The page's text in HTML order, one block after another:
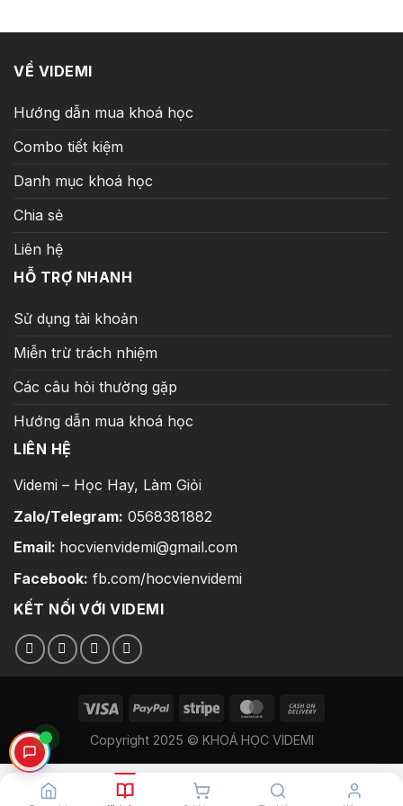
VỀ VIDEMI
Hướng dẫn mua khoá học
Combo tiết kiệm
Danh mục khoá học
Chia sẻ
Liên hệ
HỖ TRỢ NHANH
Sử dụng tài khoản
Miễn trừ trách nhiệm
Các câu hỏi thường gặp
Hướng dẫn mua khoá học
LIÊN HỆ
Videmi – Học Hay, Làm Giỏi
Zalo/Telegram: 0568381882
Email: hocvienvidemi@gmail.com
Facebook: fb.com/hocvienvidemi
KẾT NỐI VỚI VIDEMI
Copyright 2025 © KHOÁ HỌC VIDEMI